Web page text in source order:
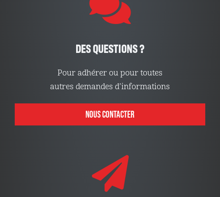
DES QUESTIONS ?
Pour adhérer ou pour toutes
autres demandes d’informations
NOUS CONTACTER